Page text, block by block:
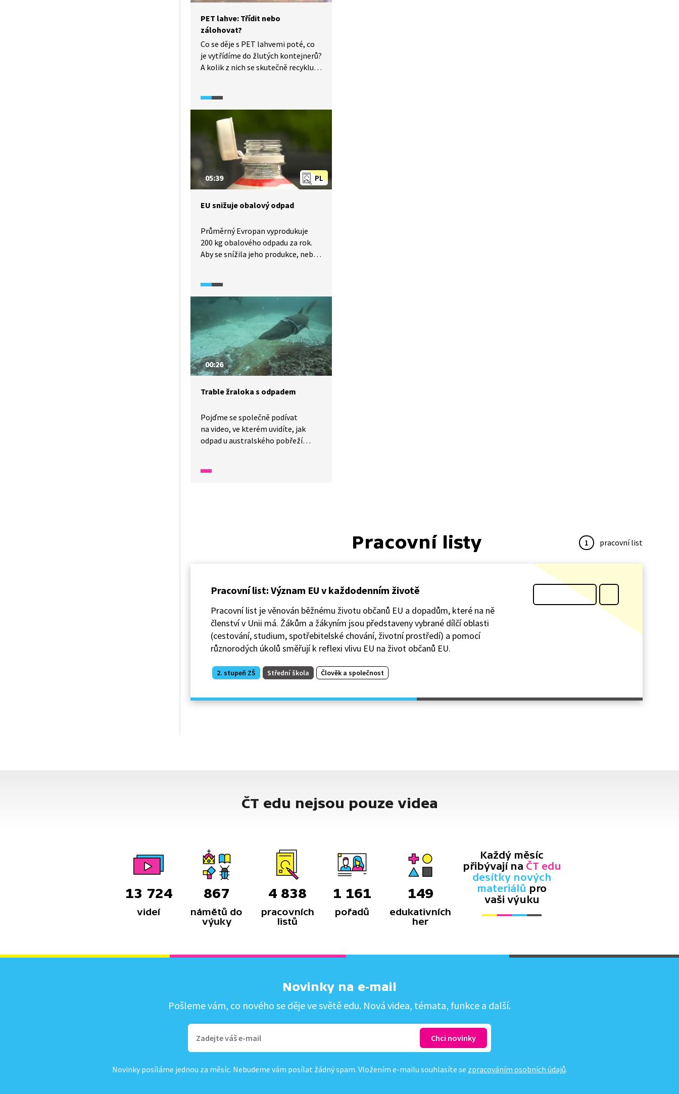
PET lahve: Třídit nebo
zálohovat?
Co se děje s PET lahvemi poté, co
je vytřídíme do žlutých kontejnerů?
A kolik z nich se skutečně recykluje
jejich zálohování. Jak? Podívejte se
PL
05:39
EU snižuje obalový odpad
Průměrný Evropan vyprodukuje
200 kg obalového odpadu za rok.
Aby se snížila jeho produkce, nebo
jako je zpoplatnění plastových
tašek v obchodech, zákaz
jednorázového plastového nádobí
nebo povinnost vyrábět víčka
uchycená k PET lahvi napevno.
Do budoucna se počítá s dalším
omezováním jednorázových obalů.
00:26
Trable žraloka s odpadem
Pojďme se společně podívat
na video, ve kterém uvidíte, jak
odpad u australského pobřeží
na jeho krku uvízl jakýsi kruhový
Pracovní listy 1 pracovní list
Pracovní list: Význam EU v každodenním životě
Pracovní list je věnován běžnému životu občanů EU a dopadům, které na ně
členství v Unii má. Žákům a žákyním jsou představeny vybrané dílčí oblasti
(cestování, studium, spotřebitelské chování, životní prostředí) a pomocí
různorodých úkolů směřují k reflexi vlivu EU na život občanů EU.
2. stupeň ZŠ Střední škola Člověk a společnost
ČT edu nejsou pouze videa
13 724
videí
867
námětů do
výuky
4 838
pracovních
listů
1 161
pořadů
149
edukativních
her
Každý měsíc
přibývají na ČT edu
desítky nových
materiálů pro
vaši výuku
Novinky na e-mail
Pošleme vám, co nového se děje ve světě edu. Nová videa, témata, funkce a další.
Novinky posíláme jednou za měsíc. Nebudeme vám posílat žádný spam. Vložením e-mailu souhlasíte se zpracováním osobních údajů.